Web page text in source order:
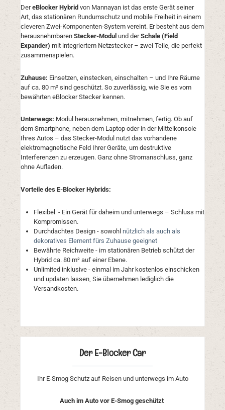
DereBlocker Hybrid von Mannayan ist das erste Gerät seiner
Art, das stationären Rundumschutz und mobile Freiheit in einem
cleveren Zwei-Komponenten-System vereint. Er besteht aus dem
herausnehmbaren Stecker-Modul und derSchale (Field
Expander) mit integriertem Netzstecker – zwei Teile, die perfekt
zusammenspielen.
Zuhause: Einsetzen, einstecken, einschalten – und Ihre Räume
auf ca. 80 m² sind geschützt. So zuverlässig, wie Sie es vom
bewährten eBlocker Stecker kennen.
Unterwegs: Modul herausnehmen, mitnehmen, fertig. Ob auf
dem Smartphone, neben dem Laptop oder in der Mittelkonsole
Ihres Autos – das Stecker-Modul nutzt das vorhandene
elektromagnetische Feld Ihrer Geräte, um destruktive
Interferenzen zu erzeugen. Ganz ohne Stromanschluss, ganz
ohne Aufladen.
Vorteile des E-Blocker Hybrids:
Flexibel - Ein Gerät für daheim und unterwegs – Schluss mit
Kompromissen.
Durchdachtes Design - sowohl nützlich als auch als
dekoratives Element fürs Zuhause geeignet
Bewährte Reichweite - im stationären Betrieb schützt der
Hybrid ca. 80 m² auf einer Ebene.
Unlimited inklusive - einmal im Jahr kostenlos einschicken
und updaten lassen, Sie übernehmen lediglich die
Versandkosten.
Der E-Blocker Car
Ihr E-Smog Schutz auf Reisen und unterwegs im Auto
Auch im Auto vor E-Smog geschützt